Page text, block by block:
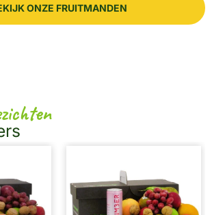
ONZE FRUITMANDEN